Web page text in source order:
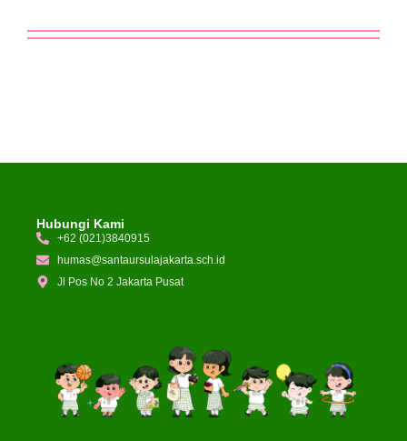
Hubungi Kami
+62 (021)3840915
humas@santaursulajakarta.sch.id
Jl Pos No 2 Jakarta Pusat